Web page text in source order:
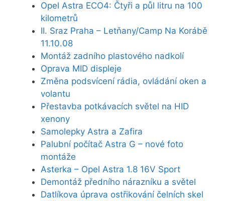
Opel Astra ECO4: Čtyři a půl litru na 100
kilometrů
II. Sraz Praha – Letňany/Camp Na Korábě
11.10.08
Montáž zadního plastového nadkolí
Oprava MID displeje
Změna podsvícení rádia, ovládání oken a
volantu
Přestavba potkávacích světel na HID
xenony
Samolepky Astra a Zafira
Palubní počítač Astra G – nové foto
montáže
Asterka – Opel Astra 1.8 16V Sport
Demontáž předního nárazníku a světel
Datlíkova úprava ostřikování čelních skel